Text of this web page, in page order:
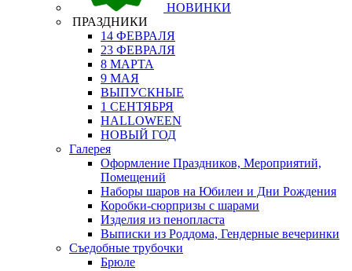
НОВИНКИ
ПРАЗДНИКИ
14 ФЕВРАЛЯ
23 ФЕВРАЛЯ
8 МАРТА
9 МАЯ
ВЫПУСКНЫЕ
1 СЕНТЯБРЯ
HALLOWEEN
НОВЫЙ ГОД
Галерея
Оформление Праздников, Мероприятий,
Помещений
Наборы шаров на Юбилеи и Дни Рождения
Коробки-сюрпризы с шарами
Изделия из пенопласта
Выписки из Роддома, Гендерные вечеринки
Съедобные трубочки
Брюле